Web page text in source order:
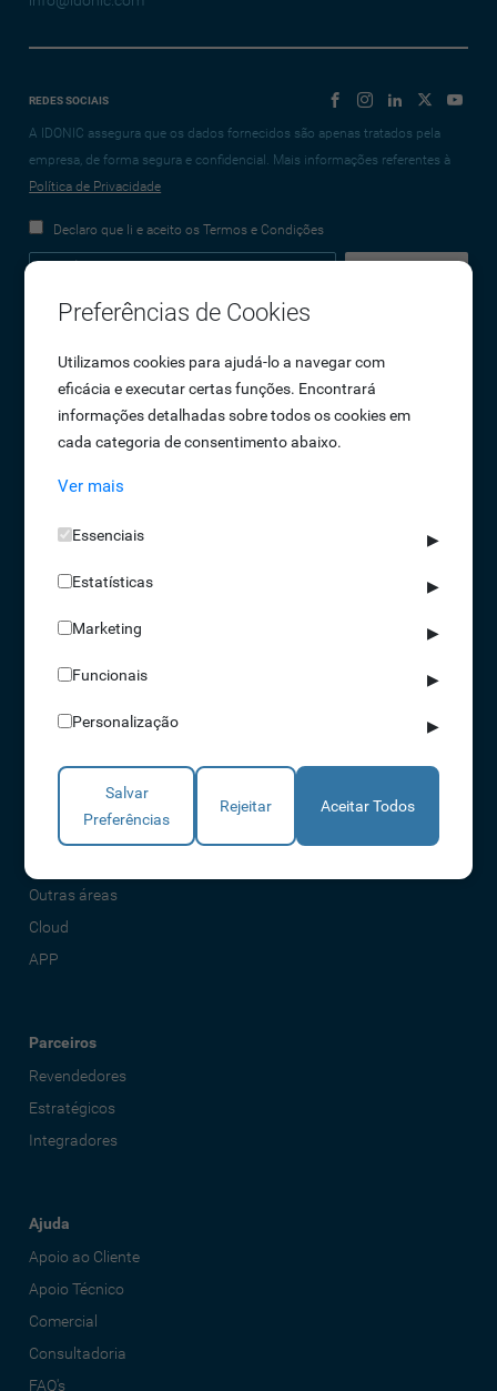
REDES SOCIAIS
A IDONIC assegura que os dados fornecidos são apenas tratados pela
empresa, de forma segura e confidencial. Mais informações referentes à
Política de Privacidade
Declaro que li e aceito os Termos e Condições
Empresa
Sobre Nós
Oportunidades de Emprego
Termos e Condições
Política de Privacidade
Livro de reclamações
Soluções
Acessos
Torniquetes
Parques Auto
Rondas e Serviços
Outras áreas
Cloud
APP
Parceiros
Revendedores
Estratégicos
Integradores
Ajuda
Apoio ao Cliente
Apoio Técnico
Comercial
Consultadoria
FAQ's
Preferências de Cookies
Utilizamos cookies para ajudá-lo a navegar com
eficácia e executar certas funções. Encontrará
informações detalhadas sobre todos os cookies em
cada categoria de consentimento abaixo.
Ver mais
Essenciais ▶
Estatísticas ▶
Marketing ▶
Funcionais ▶
Personalização ▶
Salvar
Preferências
Rejeitar Aceitar Todos